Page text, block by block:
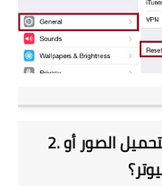
2. ماذا أفعل إذا لم يقم فيسبوك بتحميل الصور أو